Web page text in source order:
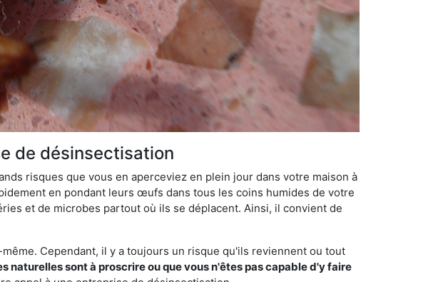
de désinsectisation
risques que vous en aperceviez en plein jour dans votre maison à
en pondant leurs œufs dans tous les coins humides de votre
et de microbes partout où ils se déplacent. Ainsi, il convient de
Cependant, il y a toujours un risque qu'ils reviennent ou tout
naturelles sont à proscrire ou que vous n'êtes pas capable d'y faire